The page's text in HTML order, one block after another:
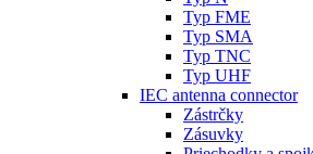
Typ FME
Typ SMA
Typ TNC
Typ UHF
IEC antenna connector
Zástrčky
Zásuvky